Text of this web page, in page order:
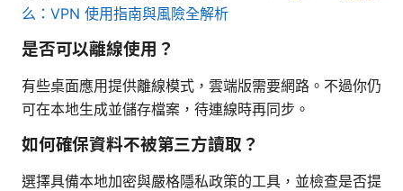
么：VPN 使用指南與風險全解析
是否可以離線使用？
有些桌面應用提供離線模式，雲端版需要網路。不過你仍
可在本地生成並儲存檔案，待連線時再同步。
如何確保資料不被第三方讀取？
選擇具備本地加密與嚴格隱私政策的工具，並檢查是否提